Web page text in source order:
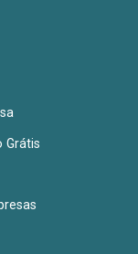
Grátis